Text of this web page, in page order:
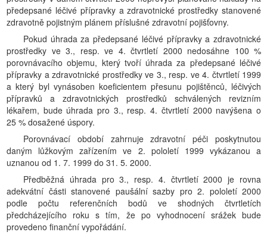
předepsané léčivé přípravky a zdravotnické prostředky stanovené
zdravotně pojistným plánem příslušné zdravotní pojišťovny.
Pokud úhrada za předepsané léčivé přípravky a zdravotnické
prostředky ve 3., resp. ve 4. čtvrtletí 2000 nedosáhne 100 %
porovnávacího objemu, který tvoří úhrada za předepsané léčivé
přípravky a zdravotnické prostředky ve 3., resp. ve 4. čtvrtletí 1999
a který byl vynásoben koeficientem přesunu pojištěnců, léčivých
přípravků a zdravotnických prostředků schválených revizním
lékařem, bude úhrada pro 3., resp. 4. čtvrtletí 2000 navýšena o
25 % dosažené úspory.
Porovnávací období zahrnuje zdravotní péči poskytnutou
daným lůžkovým zařízením ve 2. pololetí 1999 vykázanou a
uznanou od 1. 7. 1999 do 31. 5. 2000.
Předběžná úhrada pro 3., resp. 4. čtvrtletí 2000 je rovna
adekvátní části stanovené paušální sazby pro 2. pololetí 2000
podle počtu referenčních bodů ve shodných čtvrtletích
předcházejícího roku s tím, že po vyhodnocení srážek bude
provedeno finanční vypořádání.